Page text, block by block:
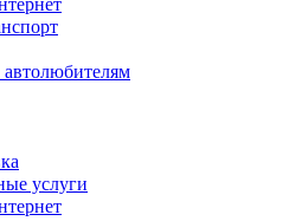
услуги